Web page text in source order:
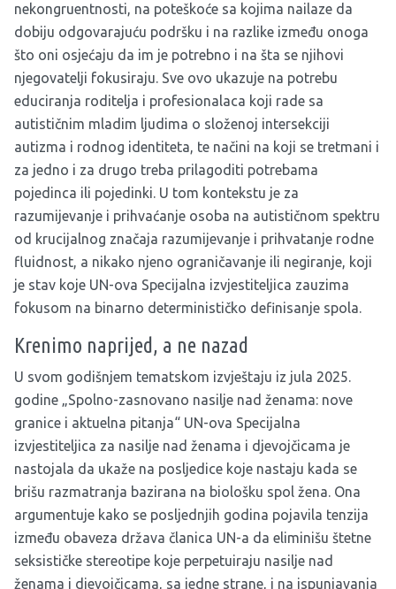
nekongruentnosti, na poteškoće sa kojima nailaze da
dobiju odgovarajuću podršku i na razlike između onoga
što oni osjećaju da im je potrebno i na šta se njihovi
njegovatelji fokusiraju. Sve ovo ukazuje na potrebu
educiranja roditelja i profesionalaca koji rade sa
autističnim mladim ljudima o složenoj intersekciji
autizma i rodnog identiteta, te načini na koji se tretmani i
za jedno i za drugo treba prilagoditi potrebama
pojedinca ili pojedinki. U tom kontekstu je za
razumijevanje i prihvaćanje osoba na autističnom spektru
od krucijalnog značaja razumijevanje i prihvatanje rodne
fluidnost, a nikako njeno ograničavanje ili negiranje, koji
je stav koje UN-ova Specijalna izvjestiteljica zauzima
fokusom na binarno determinističko definisanje spola.
Krenimo naprijed, a ne nazad
U svom godišnjem tematskom izvještaju iz jula 2025.
godine „Spolno-zasnovano nasilje nad ženama: nove
granice i aktuelna pitanja“ UN-ova Specijalna
izvjestiteljica za nasilje nad ženama i djevojčicama je
nastojala da ukaže na posljedice koje nastaju kada se
brišu razmatranja bazirana na biološku spol žena. Ona
argumentuje kako se posljednjih godina pojavila tenzija
između obaveza država članica UN-a da eliminišu štetne
seksističke stereotipe koje perpetuiraju nasilje nad
ženama i djevojčicama, sa jedne strane, i na ispunjavanja